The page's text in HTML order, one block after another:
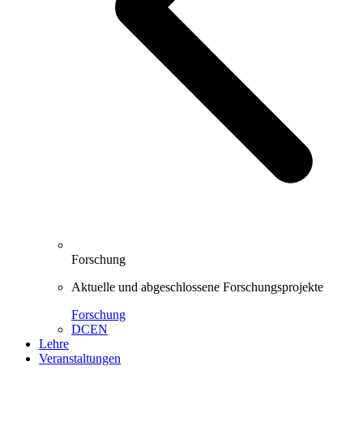
Forschung
Aktuelle und abgeschlossene Forschungsprojekte
Forschung
DCEN
Lehre
Veranstaltungen